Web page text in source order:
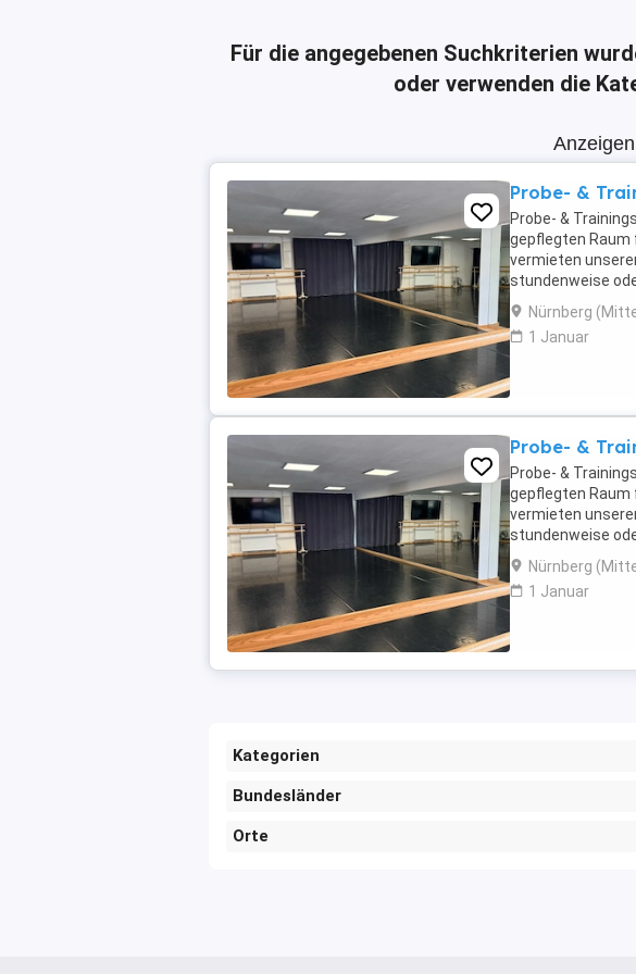
Für die angegebenen Suchkriterien
oder verwenden die
Probe- &
Probe- &
gepflegten Raum
vermieten
stundenweise
Ballett *
Nürnberg
1 Januar
Probe- &
Probe- &
gepflegten Raum
vermieten
stundenweise
Ballett *
Nürnberg
1 Januar
Kategorien
Bundesländer
Orte